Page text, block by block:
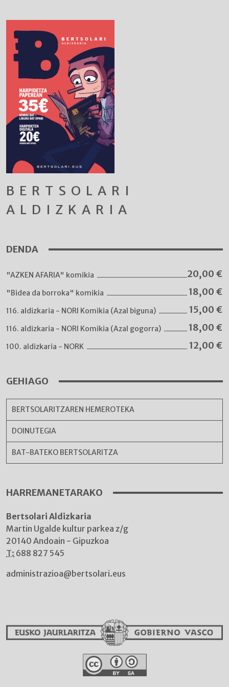
BERTSOLARI
ALDIZKARIA
DENDA
"AZKEN AFARIA" komikia 20,00 €
"Bidea da borroka" komikia 18,00 €
116. aldizkaria - NORI Komikia (Azal biguna) 15,00 €
116. aldizkaria - NORI Komikia (Azal gogorra) 18,00 €
100. aldizkaria - NORK 12,00 €
GEHIAGO
BERTSOLARITZAREN HEMEROTEKA
DOINUTEGIA
BAT-BATEKO BERTSOLARITZA
HARREMANETARAKO
Bertsolari Aldizkaria
Martin Ugalde kultur parkea z/g
20140 Andoain - Gipuzkoa
T: 688 827 545
administrazioa@bertsolari.eus